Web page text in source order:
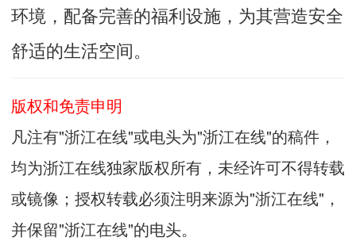
环境，配备完善的福利设施，为其营造安全
舒适的生活空间。
版权和免责申明
凡注有"浙江在线"或电头为"浙江在线"的稿件，
均为浙江在线独家版权所有，未经许可不得转载
或镜像；授权转载必须注明来源为"浙江在线"，
并保留"浙江在线"的电头。